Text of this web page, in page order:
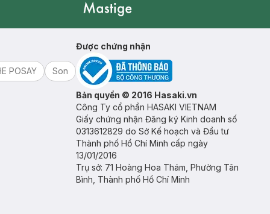
POSAY Son
Được chứng nhận
Bản quyền © 2016 Hasaki.vn
Công Ty cổ phần HASAKI VIETNAM
Giấy chứng nhận Đăng ký Kinh doanh số
0313612829 do Sở Kế hoạch và Đầu tư
Thành phố Hồ Chí Minh cấp ngày
13/01/2016
Trụ sở: 71 Hoàng Hoa Thám, Phường Tân
Bình, Thành phố Hồ Chí Minh